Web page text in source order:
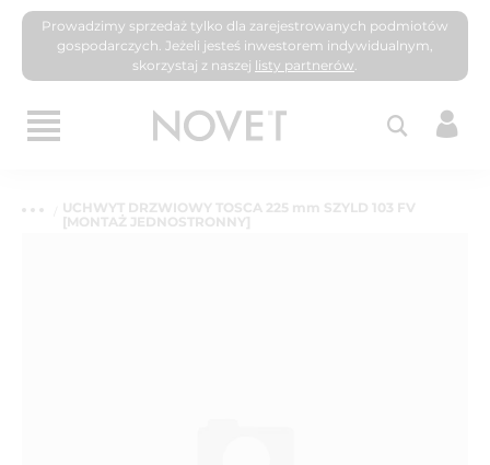
Prowadzimy sprzedaż tylko dla zarejestrowanych podmiotów
gospodarczych. Jeżeli jesteś inwestorem indywidualnym,
skorzystaj z naszej listy partnerów.
UCHWYT DRZWIOWY TOSCA 225 mm SZYLD 103 FV
[MONTAŻ JEDNOSTRONNY]